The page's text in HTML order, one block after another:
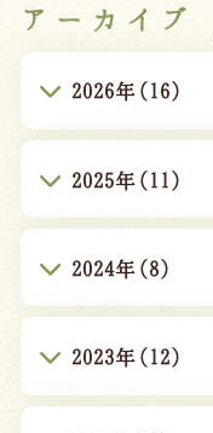
アーカイブ
2026年(16)
2025年(11)
2024年(8)
2023年(12)